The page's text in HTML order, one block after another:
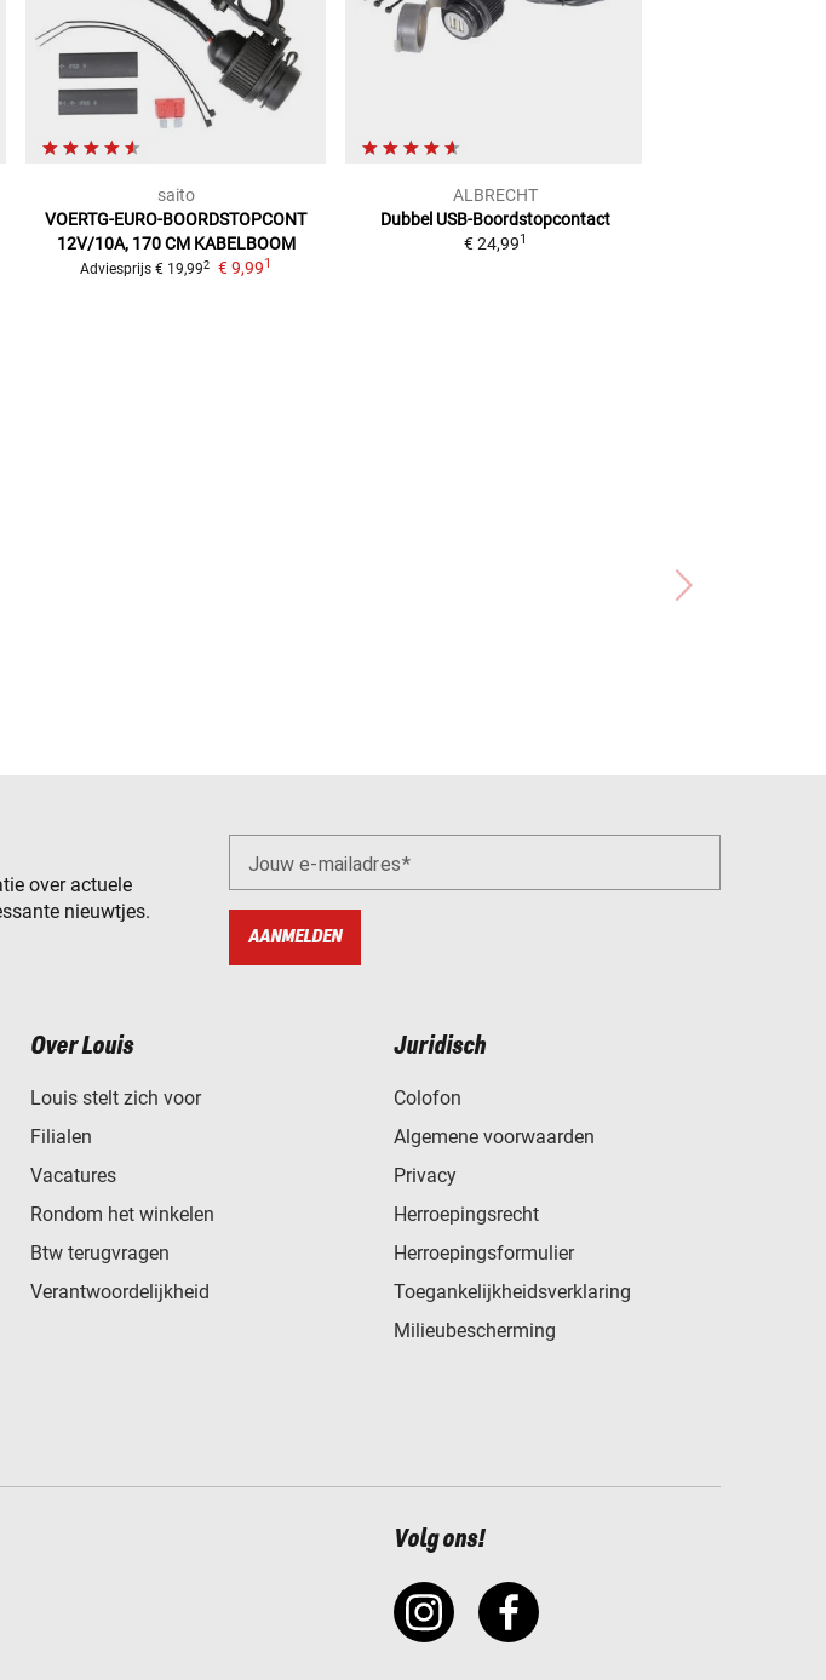
saito
VOERTG-EURO-BOORDSTOPCONT
12V/10A, 170 CM KABELBOOM
Adviesprijs € 19,992 € 9,991
ALBRECHT
Dubbel USB-Boordstopcontact
€ 24,991
over actuele
nieuwtjes.
Jouw e-mailadres
AANMELDEN
Over Louis
Louis stelt zich voor
Filialen
Vacatures
Rondom het winkelen
Btw terugvragen
Verantwoordelijkheid
Juridisch
Colofon
Algemene voorwaarden
Privacy
Herroepingsrecht
Herroepingsformulier
Toegankelijkheidsverklaring
Milieubescherming
Volg ons!